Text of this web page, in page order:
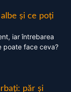
și ce poți
iar întrebarea
poate face ceva?
păr și